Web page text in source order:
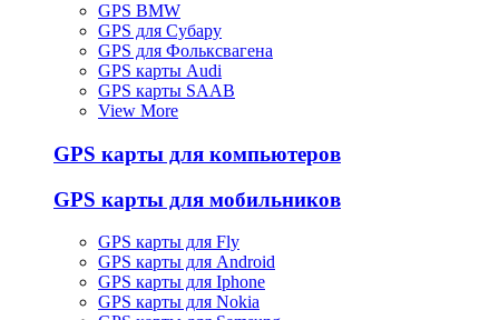
GPS BMW
GPS для Субару
GPS для Фольксвагена
GPS карты Audi
GPS карты SAAB
View More
GPS карты для компьютеров
GPS карты для мобильников
GPS карты для Fly
GPS карты для Android
GPS карты для Iphone
GPS карты для Nokia